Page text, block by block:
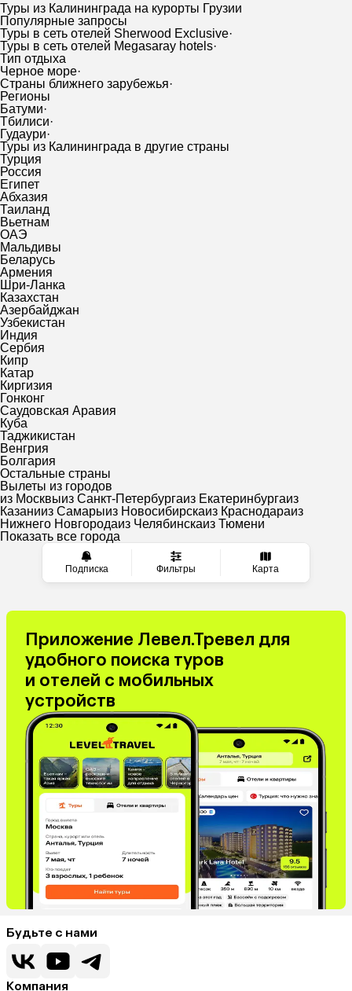
Подписка Фильтры Карта
Туры из Калининграда на курорты Грузии
Популярные запросы
Туры в сеть отелей Sherwood Exclusive·
Туры в сеть отелей Megasaray hotels·
Тип отдыха
Черное море·
Страны ближнего зарубежья·
Регионы
Батуми·
Тбилиси·
Гудаури·
Туры из Калининграда в другие страны
Турция
Россия
Египет
Абхазия
Таиланд
Вьетнам
ОАЭ
Мальдивы
Беларусь
Армения
Шри-Ланка
Казахстан
Азербайджан
Узбекистан
Индия
Сербия
Кипр
Катар
Киргизия
Гонконг
Саудовская Аравия
Куба
Таджикистан
Венгрия
Болгария
Остальные страны
Вылеты из городов
из Москвыиз Санкт-Петербургаиз Екатеринбургаиз
Казанииз Самарыиз Новосибирскаиз Краснодараиз
Нижнего Новгородаиз Челябинскаиз Тюмени
Показать все города
Приложение Левел.Тревел для
удобного поиска туров
и отелей с мобильных
устройств
Будьте с нами
Компания